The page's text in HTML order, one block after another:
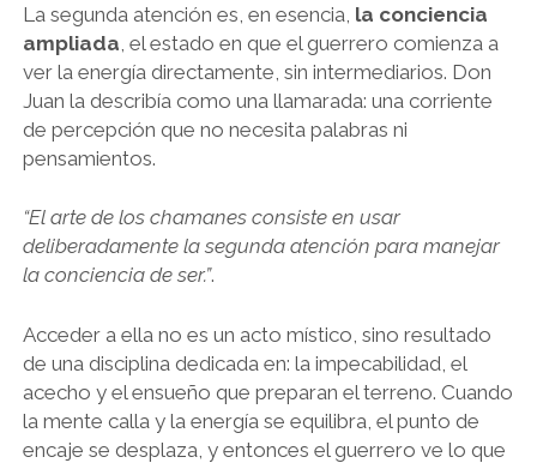
La segunda atención es, en esencia, la conciencia
ampliada , el estado en que el guerrero comienza a
ver la energía directamente, sin intermediarios. Don
Juan la describía como una llamarada: una corriente
de percepción que no necesita palabras ni
pensamientos.
“El arte de los chamanes consiste en usar
deliberadamente la segunda atención para manejar
la conciencia de ser.”.
Acceder a ella no es un acto místico, sino resultado
de una disciplina dedicada en: la impecabilidad, el
acecho y el ensueño que preparan el terreno. Cuando
la mente calla y la energía se equilibra, el punto de
encaje se desplaza, y entonces el guerrero ve lo que